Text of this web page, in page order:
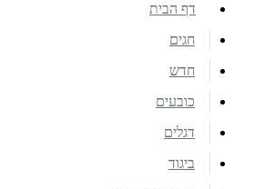
דף הבית
חגים
חדש
כובעים
דגלים
ביגוד